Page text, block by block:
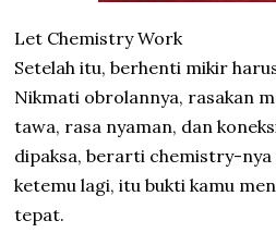
Let Chemistry Work
Setelah itu, berhenti mikir
Nikmati obrolannya, rasakan
tawa, rasa nyaman, dan
dipaksa, berarti chemistry-nya
ketemu lagi, itu bukti kamu
tepat.